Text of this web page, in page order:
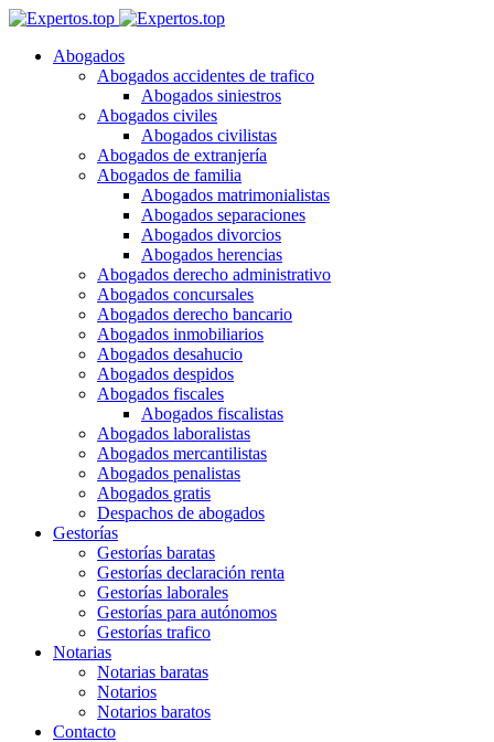
Abogados
Abogados accidentes de trafico
Abogados siniestros
Abogados civiles
Abogados civilistas
Abogados de extranjería
Abogados de familia
Abogados matrimonialistas
Abogados separaciones
Abogados divorcios
Abogados herencias
Abogados derecho administrativo
Abogados concursales
Abogados derecho bancario
Abogados inmobiliarios
Abogados desahucio
Abogados despidos
Abogados fiscales
Abogados fiscalistas
Abogados laboralistas
Abogados mercantilistas
Abogados penalistas
Abogados gratis
Despachos de abogados
Gestorías
Gestorías baratas
Gestorías declaración renta
Gestorías laborales
Gestorías para autónomos
Gestorías trafico
Notarias
Notarias baratas
Notarios
Notarios baratos
Contacto